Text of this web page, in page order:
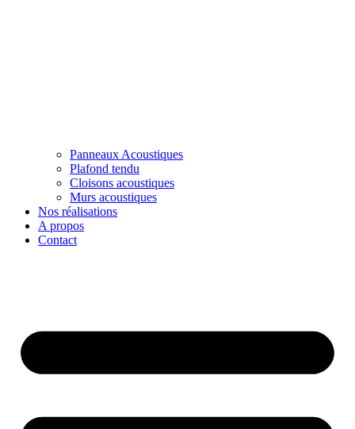
Panneaux Acoustiques
Plafond tendu
Cloisons acoustiques
Murs acoustiques
Nos réalisations
A propos
Contact